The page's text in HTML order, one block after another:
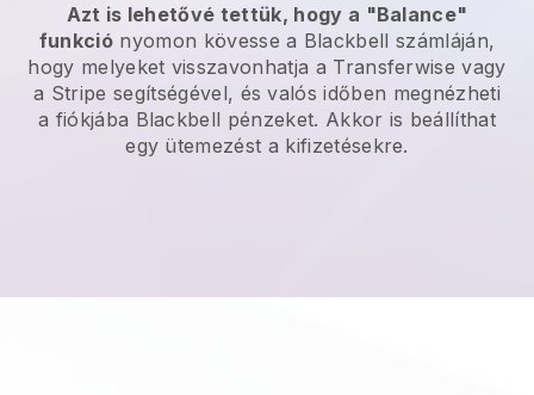
Azt is lehetővé tettük, hogy a "Balance"
funkció nyomon kövesse a Blackbell számláján,
hogy melyeket visszavonhatja a Transferwise vagy
a Stripe segítségével, és valós időben megnézheti
a fiókjába Blackbell pénzeket. Akkor is beállíthat
egy ütemezést a kifizetésekre.